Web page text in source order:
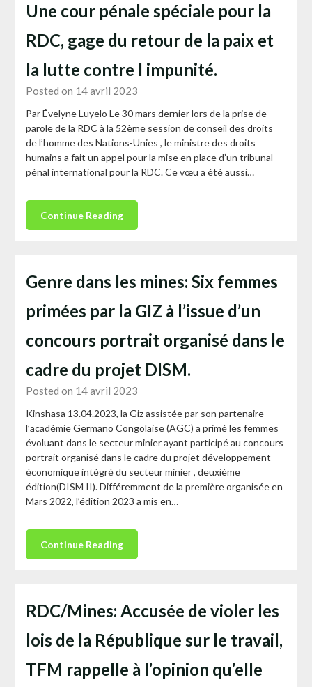
Une cour pénale spéciale pour la
RDC, gage du retour de la paix et
la lutte contre l impunité.
Posted on 14 avril 2023
Par Évelyne Luyelo Le 30 mars dernier lors de la prise de
parole de la RDC à la 52ème session de conseil des droits
de l’homme des Nations-Unies , le ministre des droits
humains a fait un appel pour la mise en place d’un tribunal
pénal international pour la RDC. Ce vœu a été aussi…
Continue Reading
Genre dans les mines: Six femmes
primées par la GIZ à l’issue d’un
concours portrait organisé dans le
cadre du projet DISM.
Posted on 14 avril 2023
Kinshasa 13.04.2023, la Giz assistée par son partenaire
l’académie Germano Congolaise (AGC) a primé les femmes
évoluant dans le secteur minier ayant participé au concours
portrait organisé dans le cadre du projet développement
économique intégré du secteur minier , deuxième
édition(DISM II). Différemment de la première organisée en
Mars 2022, l’édition 2023 a mis en…
Continue Reading
RDC/Mines: Accusée de violer les
lois de la République sur le travail,
TFM rappelle à l’opinion qu’elle